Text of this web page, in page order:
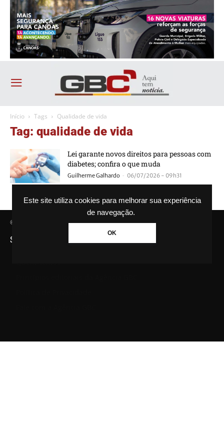
Este site utiliza cookies para melhorar sua experiência
de navegação.
OK
Início Tags Qualidade de vida
Tag: qualidade de vida
Lei garante novos direitos para pessoas com
diabetes; confira o que muda
Guilherme Galhardo - 06/07/2026 - 09h31
© Agência GBC. Aqui tem notícia. Todos os direitos reservados.
SAIBA MAIS SOBRE A AGÊNCIA GBC